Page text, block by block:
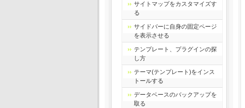
サイトマップをカスタマイズす
る
サイドバーに自身の固定ページ
を表示させる
テンプレート、プラグインの探
し方
テーマ(テンプレート)をインス
トールする
データベースのバックアップを
取る